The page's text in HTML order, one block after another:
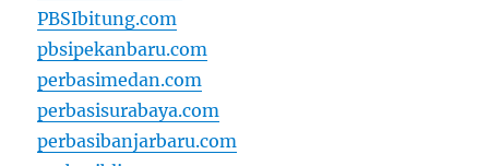
PBSIbitung.com
pbsipekanbaru.com
perbasimedan.com
perbasisurabaya.com
perbasibanjarbaru.com